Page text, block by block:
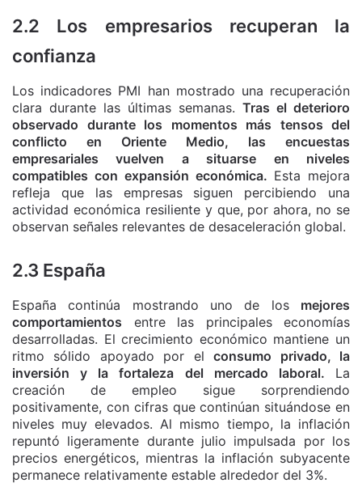
2.2 Los empresarios recuperan la
confianza
Los indicadores PMI han mostrado una recuperación
clara durante las últimas semanas. Tras el deterioro
observado durante los momentos más tensos del
conflicto en Oriente Medio, las encuestas
empresariales vuelven a situarse en niveles
compatibles con expansión económica. Esta mejora
refleja que las empresas siguen percibiendo una
actividad económica resiliente y que, por ahora, no se
observan señales relevantes de desaceleración global.
2.3 España
España continúa mostrando uno de los mejores
comportamientos entre las principales economías
desarrolladas. El crecimiento económico mantiene un
ritmo sólido apoyado por elconsumo privado, la
inversión y la fortaleza del mercado laboral. La
creación de empleo sigue sorprendiendo
positivamente, con cifras que continúan situándose en
niveles muy elevados. Al mismo tiempo, la inflación
repuntó ligeramente durante julio impulsada por los
precios energéticos, mientras la inflación subyacente
permanece relativamente estable alrededor del 3%.